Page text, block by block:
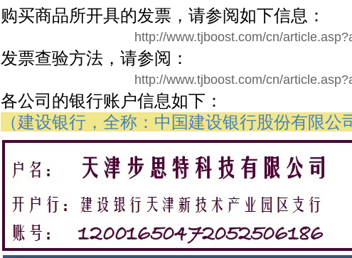
购买商品所开具的发票，请参阅如下信息：
http://www.tjboost.com/cn/
发票查验方法，请参阅：
http://www.tjboost.com/cn/
各公司的银行账户信息如下：
（建设银行，全称：中国建设银行股份有限公